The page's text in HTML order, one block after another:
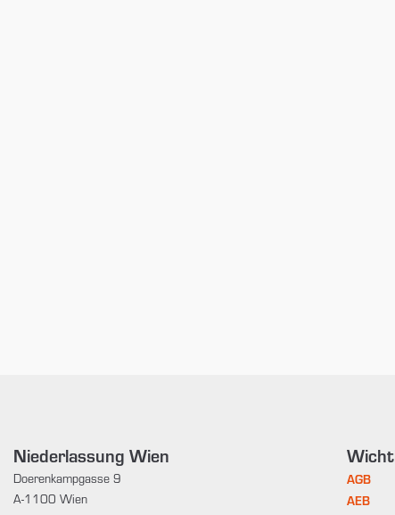
Niederlassung Wien
Doerenkampgasse 9
A-1100 Wien
AGB
AEB